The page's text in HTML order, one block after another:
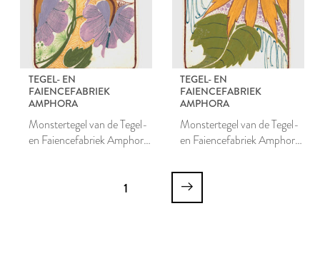
TEGEL- EN
FAIENCEFABRIEK
AMPHORA
Monstertegel van de Tegel-
en Faiencefabriek Amphora
TEGEL- EN
FAIENCEFABRIEK
AMPHORA
Monstertegel van de Tegel-
en Faiencefabriek Amphora
1